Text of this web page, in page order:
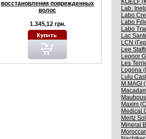
восстановления поврежденных
волос
1.345,12 грн.
KOELF
Lab.
Labo
Labo
Labo
Lac
LCN
Lee
Leonor
Les
Logona
Lulu
M.MAGI
Maxim
Medical
Mertz
Mineral